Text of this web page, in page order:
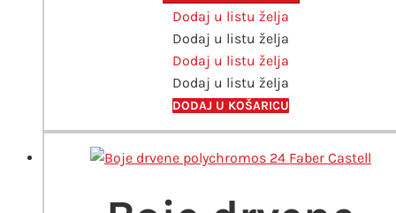
Faber
Castell
119
Light
Magenta
količina
Dodaj u listu želja
Dodaj u listu želja
Dodaj u listu želja
Dodaj u listu želja
DODAJ U KOŠARICU